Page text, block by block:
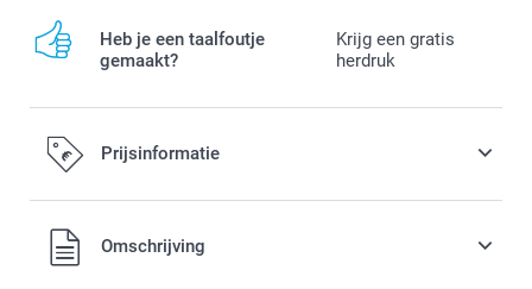
Heb je een taalfoutje
gemaakt?
Krijg een gratis
herdruk
Prijsinformatie
Alle prijzen zijn in EURO (€) inclusief BTW en exclusief
verzendkosten.Omschrijving